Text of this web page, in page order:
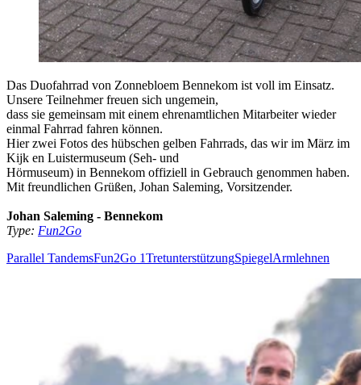
Das Duofahrrad von Zonnebloem Bennekom ist voll im Einsatz.
Unsere Teilnehmer freuen sich ungemein,
dass sie gemeinsam mit einem ehrenamtlichen Mitarbeiter wieder
einmal Fahrrad fahren können.
Hier zwei Fotos des hübschen gelben Fahrrads, das wir im März im
Kijk en Luistermuseum (Seh- und
Hörmuseum) in Bennekom offiziell in Gebrauch genommen haben.
Mit freundlichen Grüßen, Johan Saleming, Vorsitzender.
Johan Saleming - Bennekom
Type: Fun2Go
Parallel TandemsFun2Go 1TretunterstützungSpiegelArmlehnen